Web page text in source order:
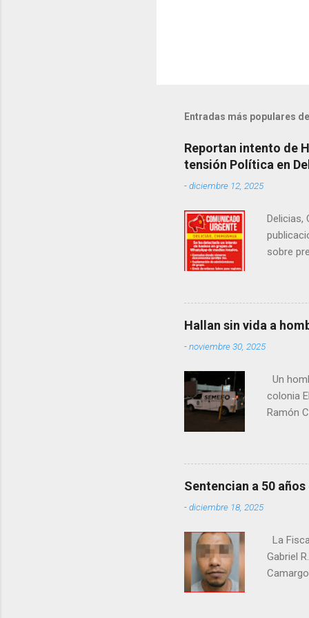
Entradas más populares
Reportan intento de
tensión Política en
-diciembre 12, 2025
Delicias,
sobre
la
los
Hallan sin vida a
-noviembre 30, 2025
Un
colonia
Ramón
zona
Sentencian a 50
-diciembre 18, 2025
La
Gabriel